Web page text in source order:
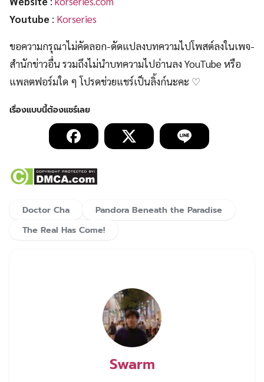
Youtube : Korseries
ขอความกรุณาไม่คัดลอก-ดัดแปลงบทความไปโพสต์ลงในเพจ-
สำนักข่าวอื่น รวมถึงไม่นำบทความไปอ่านลง YouTube หรือ
แพลตฟอร์มใด ๆ โปรดช่วยแชร์เป็นลิ้งก์นะคะ ♡
Doctor Cha
Pandora Beneath the Paradise
The Real Has Come!
Swarm